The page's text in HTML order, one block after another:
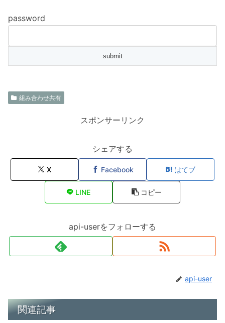
password
組み合わせ共有
スポンサーリンク
シェアする
X Facebook はてブ
LINE コピー
api-userをフォローする
api-user
関連記事